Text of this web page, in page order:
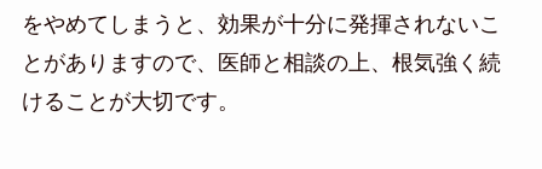
をやめてしまうと、効果が十分に発揮されないこ
とがありますので、医師と相談の上、根気強く続
けることが大切です。